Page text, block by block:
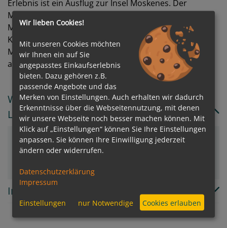
Erlebnis ist ein Ausflug zur Insel Moskenes. Der
Moskstrømmen zählt zu einem der reißendsten
Mahlströme der Welt und führt sie an die äußeren
Küstengebiete der Lofoten. In der Refsvika-Höhle auf
Moskenes können Sie anschließend über 3000 Jahre
alte Runenzeichnungen bestaunen.
Welche Reedereien und Schiffe fahren nach
Lofoten?
HX Expeditions,P&O Cruises,SeaDream Yacht
Club
In welchem Land/Insel liegt Lofoten?
Wir lieben Cookies!
Mit unseren Cookies möchten
wir Ihnen ein auf Sie
angepasstes Einkaufserlebnis
bieten. Dazu gehören z.B.
passende Angebote und das
Merken von Einstellungen. Auch erhalten wir dadurch
Erkenntnisse über die Webseitennutzung, mit denen
wir unsere Webseite noch besser machen können. Mit
Klick auf „Einstellungen“ können Sie Ihre Einstellungen
anpassen. Sie können Ihre Einwilligung jederzeit
ändern oder widerrufen.
Datenschutzerklärung
Impressum
Einstellungen nur Notwendige Cookies erlauben